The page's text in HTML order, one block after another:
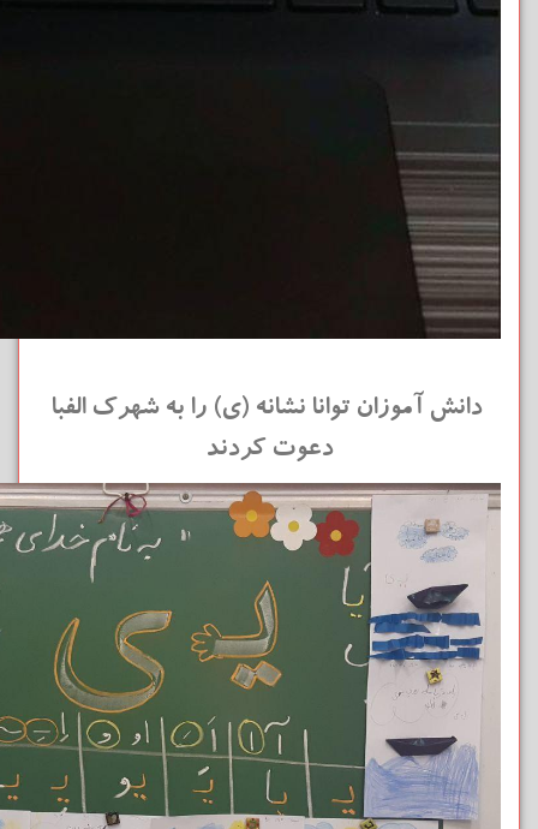
دانش آموزان توانا نشانه (ی) را به شهرک الفبا
دعوت کردند